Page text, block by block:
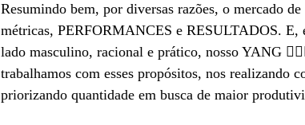
Resumindo bem, por diversas razões, o mercado
métricas, PERFORMANCES e RESULTADOS. E,
lado masculino, racional e prático, nosso YANG
trabalhamos com esses propósitos, nos realizando
priorizando quantidade em busca de maior